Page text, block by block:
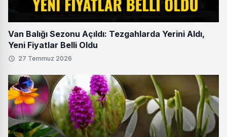
Van Balığı Sezonu Açıldı: Tezgahlarda Yerini Aldı,
Yeni Fiyatlar Belli Oldu
27 Temmuz 2026